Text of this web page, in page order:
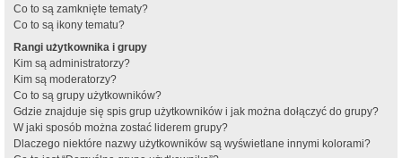
Co to są zamknięte tematy?
Co to są ikony tematu?
Rangi użytkownika i grupy
Kim są administratorzy?
Kim są moderatorzy?
Co to są grupy użytkowników?
Gdzie znajduje się spis grup użytkowników i jak można dołączyć do grupy?
W jaki sposób można zostać liderem grupy?
Dlaczego niektóre nazwy użytkowników są wyświetlane innymi kolorami?